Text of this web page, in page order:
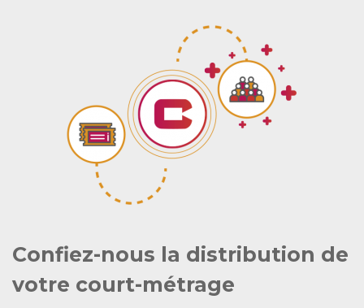
Confiez-nous la distribution de
votre court-métrage